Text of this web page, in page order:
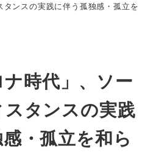
ンスの実践に伴う孤独感・孤立を
ナ時代」、ソー
タンスの実践
・孤立を和ら